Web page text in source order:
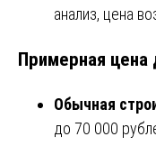
анализ, цена
Примерная цена
Обычная
до 70 000